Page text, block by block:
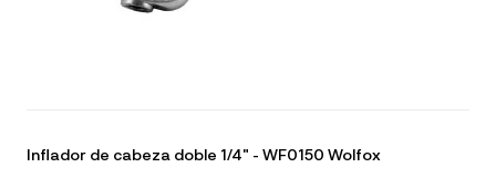
Inflador de cabeza doble 1/4" - WF0150 Wolfox